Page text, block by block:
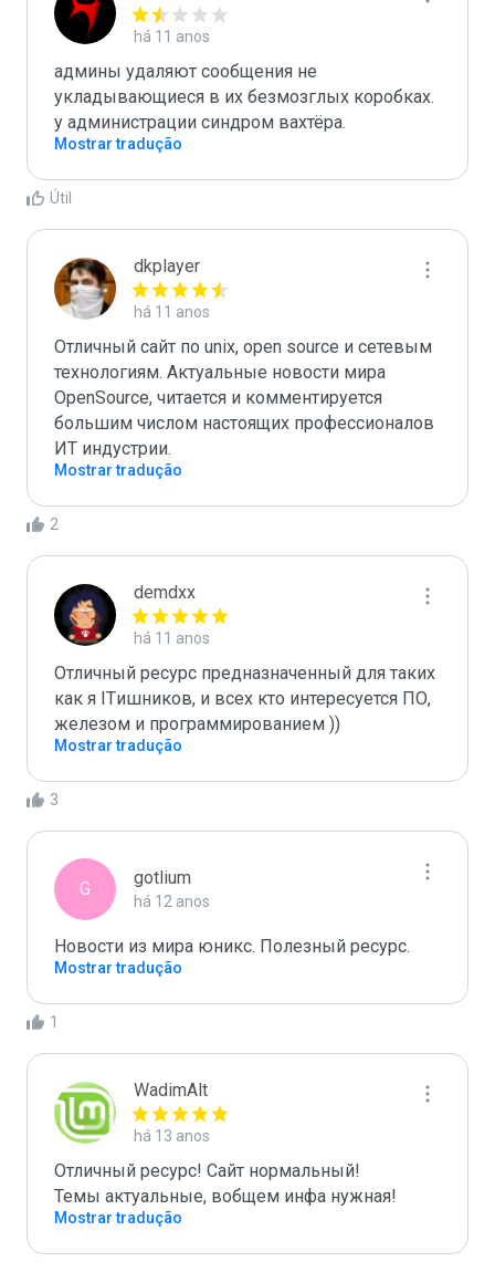
há 11 anos
админы удаляют сообщения не
укладывающиеся в их безмозглых коробках.
у администрации синдром вахтёра.
Mostrar tradução
Útil
dkplayer
há 11 anos
Отличный сайт по unix, open source и сетевым
технологиям. Актуальные новости мира
OpenSource, читается и комментируется
большим числом настоящих профессионалов
ИТ индустрии.
Mostrar tradução
2
demdxx
há 11 anos
Отличный ресурс предназначенный для таких
как я ITишников, и всех кто интересуется ПО,
железом и программированием ))
Mostrar tradução
3
G
gotlium
há 12 anos
Новости из мира юникс. Полезный ресурс.
Mostrar tradução
1
WadimAlt
há 13 anos
Отличный ресурс! Сайт нормальный!
Темы актуальные, вобщем инфа нужная!
Mostrar tradução